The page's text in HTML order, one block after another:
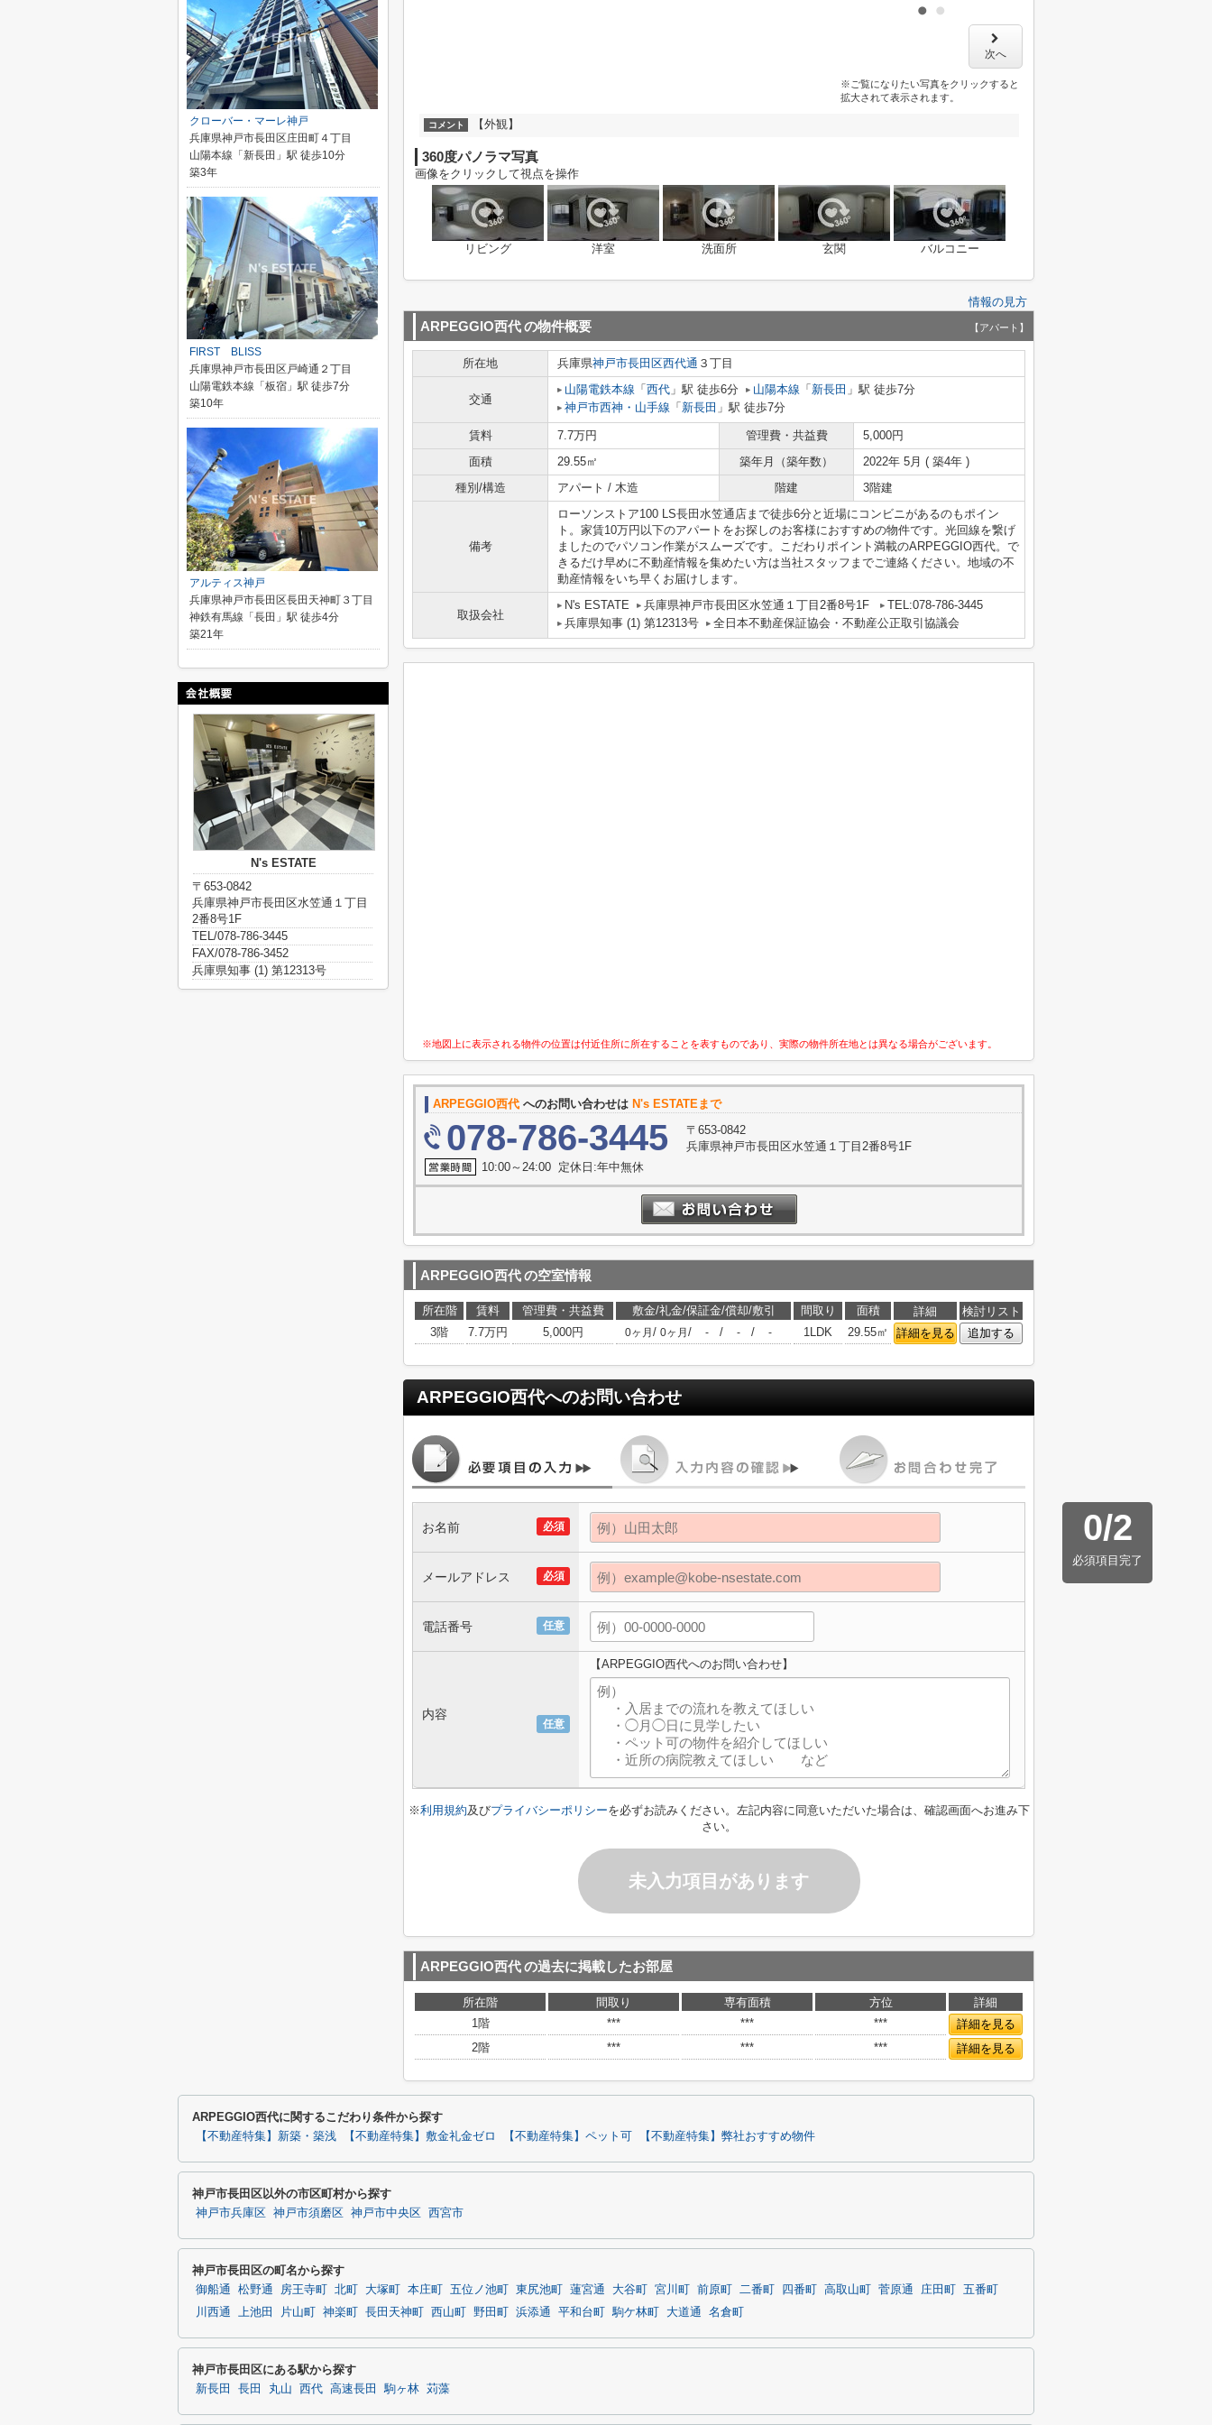
次へ
※ご覧になりたい写真をクリックすると
拡大されて表示されます。
コメント 【外観】
360度パノラマ写真
画像をクリックして視点を操作
リビング 洋室 洗面所 玄関 バルコニー
情報の見方
ARPEGGIO西代の物件概要 【アパート】
所在地 兵庫県神戸市長田区西代通 ３丁目
交通
山陽電鉄本線 「 西代 」駅 徒歩6分 山陽本線 「 新長田 」駅 徒歩7分
神戸市西神・山手線 「 新長田 」駅 徒歩7分
賃料 7.7万円 管理費・共益費
5,000円
面積
29.55㎡ 築年月（築年数）
2022年 5月 ( 築4年 )
種別/構造
アパート / 木造 階建 3階建
備考
ローソンストア100 LS長田水笠通店まで徒歩6分と近場にコンビニがあるのもポイン
ト。家賃10万円以下のアパートをお探しのお客様におすすめの物件です。光回線を繋げ
ましたのでパソコン作業がスムーズです。こだわりポイント満載のARPEGGIO西代。で
きるだけ早めに不動産情報を集めたい方は当社スタッフまでご連絡ください。地域の不
動産情報をいち早くお届けします。
取扱会社
N's ESTATE 兵庫県神戸市長田区水笠通１丁目2番8号1F
TEL:078-786-3445
兵庫県知事 (1) 第12313号
全日本不動産保証協会・不動産公正取引協議会
※地図上に表示される物件の位置は付近住所に所在することを表すものであり、実際の物件所在地とは異なる場合がございます。
ARPEGGIO西代 へのお問い合わせは N's ESTATEまで
078-786-3445
〒653-0842
兵庫県神戸市長田区水笠通１丁目2番8号1F
10:00～24:00 定休日:年中無休
ARPEGGIO西代の空室情報
所在階 賃料 管理費・共益費 敷金/礼金/保証金/償却/敷引 間取り 面積 詳細
検討リスト
3階
7.7万円 5,000円 0ヶ月 / 0ヶ月 / - / - / - 1LDK 29.55㎡ 詳細を見る 追加する
ARPEGGIO西代へのお問い合わせ
0/2
必須項目完了
必須
お名前
必須
メールアドレス
任意
電話番号
任意
内容
【ARPEGGIO西代へのお問い合わせ】
※利用規約及びプライバシーポリシーを必ずお読みください。左記内容に同意いただいた場合は、確認画面へお進み下
さい。
未入力項目があります
ARPEGGIO西代の過去に掲載したお部屋
所在階 間取り 専有面積 方位
詳細
1階
*** *** ***
詳細を見る
2階
*** *** *** 詳細を見る
クローバー・マーレ神戸
兵庫県神戸市長田区庄田町４丁目
山陽本線「新長田」駅 徒歩10分
築3年
FIRST BLISS
兵庫県神戸市長田区戸崎通２丁目
山陽電鉄本線「板宿」駅 徒歩7分
築10年
アルティス神戸
兵庫県神戸市長田区長田天神町３丁目
神鉄有馬線「長田」駅 徒歩4分
築21年
N's ESTATE
〒653-0842
兵庫県神戸市長田区水笠通１丁目
2番8号1F
TEL/078-786-3445
FAX/078-786-3452
兵庫県知事 (1) 第12313号
ARPEGGIO西代に関するこだわり条件から探す
【不動産特集】新築・築浅 【不動産特集】敷金礼金ゼロ 【不動産特集】ペット可 【不動産特集】弊社おすすめ物件
神戸市長田区以外の市区町村から探す
神戸市兵庫区 神戸市須磨区 神戸市中央区 西宮市
神戸市長田区の町名から探す
御船通 松野通 房王寺町 北町 大塚町 本庄町 五位ノ池町 東尻池町 蓮宮通 大谷町 宮川町 前原町 二番町 四番町 高取山町 菅原通 庄田町
五番町
川西通
上池田 片山町 神楽町 長田天神町 西山町 野田町 浜添通 平和台町 駒ケ林町 大道通 名倉町
神戸市長田区にある駅から探す
新長田 長田 丸山 西代 高速長田 駒ヶ林 苅藻